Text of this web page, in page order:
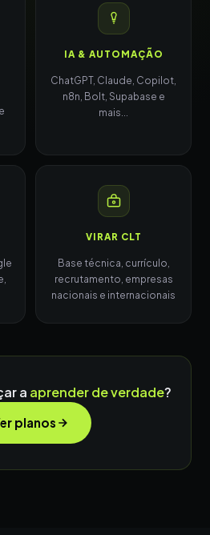
IA & AUTOMAÇÃO
ChatGPT, Claude, Copilot,
n8n, Bolt, Supabase e
mais...
VIRAR CLT
Base técnica, currículo,
recrutamento, empresas
nacionais e internacionais
a aprender de verdade?
planos